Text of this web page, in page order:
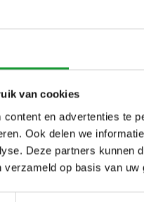
van cookies
en advertenties te
Ook delen we
Deze partners kunnen
verzameld op basis van